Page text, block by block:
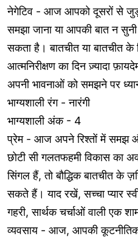
नेगेटिव - आज आपको दूसरों से
समझा जाना या आपकी बात न सुनी
सकता है। बातचीत या बातचीत के
आत्मनिरीक्षण का दिन ज़्यादा
अपनी भावनाओं को समझने पर
भाग्यशाली रंग - नारंगी
भाग्यशाली अंक - 4
प्रेम - आज अपने रिश्तों में समझ
छोटी सी गलतफहमी विकास
सिंगल हैं, तो बौद्धिक बातचीत के
सकते हैं। याद रखें, सच्चा प्यार
गहरी, सार्थक चर्चाओं वाली एक
व्यवसाय - आज, आपकी कूटनीतिक